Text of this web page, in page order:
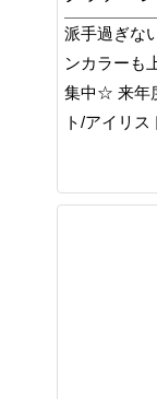
派手過ぎな
ンカラーも
集中☆ 来年
ト/アイリ